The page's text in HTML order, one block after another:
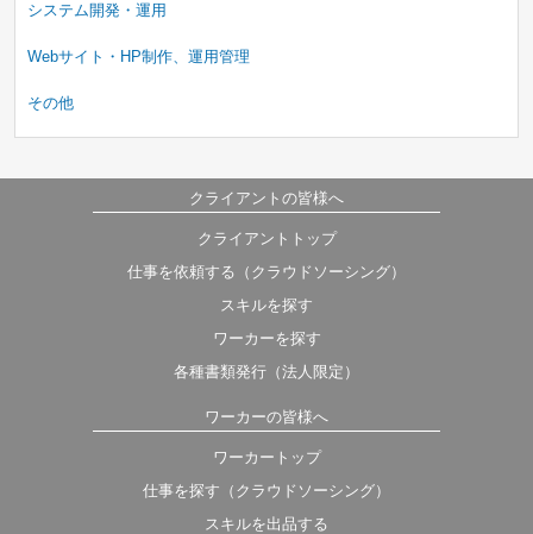
システム開発・運用
Webサイト・HP制作、運用管理
その他
クライアントの皆様へ
クライアントトップ
仕事を依頼する（クラウドソーシング）
スキルを探す
ワーカーを探す
各種書類発行（法人限定）
ワーカーの皆様へ
ワーカートップ
仕事を探す（クラウドソーシング）
スキルを出品する